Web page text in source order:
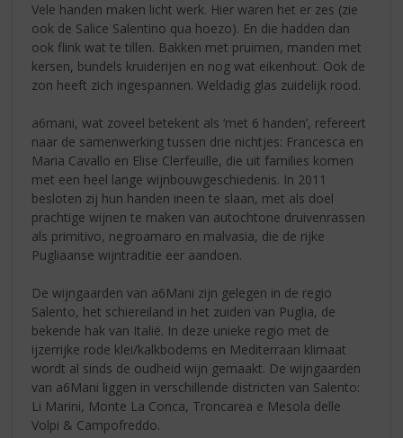
Vele handen maken licht werk. Hier waren het er zes (zie
ook de Salice Salentino qua hoezo). En die hadden dan
ook flink wat te tillen. Bakken met pruimen, manden met
kersen, bundels kruiderijen en nog wat eikenhout. Ook de
zon heeft zich ingespannen. Weldadig glas zuidelijk rood.
a6mani, wat zoveel betekent als ‘met 6 handen’, refereert
naar de samenwerking tussen drie nichtjes: Francesca en
Maria Cavallo en Elise Clerfeuille, die uit families komen
met een heel lange wijnbouwgeschiedenis. In 2011
besloten zij hun handen ineen te slaan, met als doel
prachtige wijnen te maken van autochtone druivenrassen
als primitivo, negroamaro en malvasia, die de rijke
Pugliaanse wijntraditie eer aandoen.
De wijngaarden van a6Mani zijn gelegen in de regio
Salento, het schiereiland in het zuiden van Puglia, de
bekende hak van Italië. In deze unieke regio met de
ijzerrijke rode klei/kalkbodems en Mediterraan klimaat
wordt al sinds de oudheid wijn gemaakt. De wijngaarden
van a6Mani liggen in verschillende districten van Salento:
Li Marini, Monte La Conca, Troncarea e Mesola delle
Volpi & Campofreddo.